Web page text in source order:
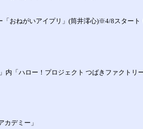
おねがいアイプリ」(筒井澪心)※4/8スタート
「ハロー！プロジェクト つばきファクトリ
カデミー」